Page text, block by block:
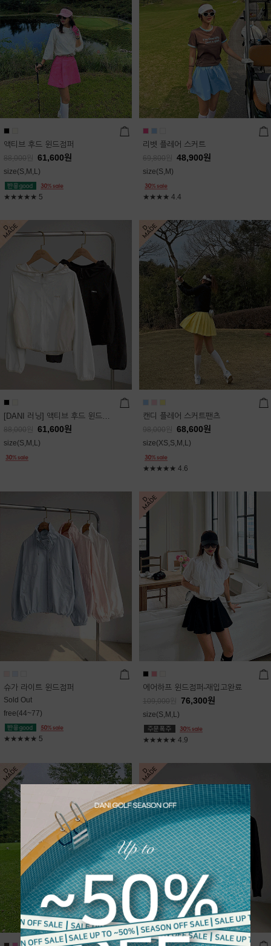
액티브 후드 윈드점퍼
88,000 61,600원
size(S,M,L)
★★★★★ 5
리벳 플레어 스커트
69,800 48,900원
size(S,M)
★★★★ 4.4
[DANI 러닝] 액티브 후드 윈드점퍼
88,000 61,600원
size(S,M,L)
캔디 플레어 스커트팬츠
98,000 68,600원
size(XS,S,M,L)
★★★★★ 4.6
슈가 라이트 윈드점퍼
Sold Out
free(44~77)
★★★★★ 5
에어하프 윈드점퍼-재입고완료
109,000 76,300원
size(S,M,L)
★★★★★ 4.9